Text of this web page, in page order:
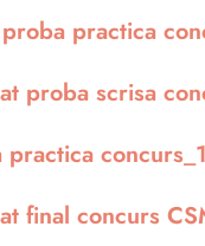
practica
proba scrisa
final concurs